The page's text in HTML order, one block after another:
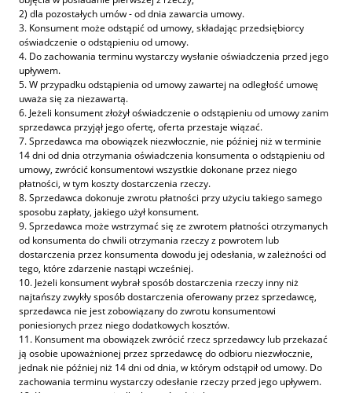
2) dla pozostałych umów - od dnia zawarcia umowy.
3. Konsument może odstąpić od umowy, składając przedsiębiorcy
oświadczenie o odstąpieniu od umowy.
4. Do zachowania terminu wystarczy wysłanie oświadczenia przed jego
upływem.
5. W przypadku odstąpienia od umowy zawartej na odległość umowę
uważa się za niezawartą.
6. Jeżeli konsument złożył oświadczenie o odstąpieniu od umowy zanim
sprzedawca przyjął jego ofertę, oferta przestaje wiązać.
7. Sprzedawca ma obowiązek niezwłocznie, nie później niż w terminie
14 dni od dnia otrzymania oświadczenia konsumenta o odstąpieniu od
umowy, zwrócić konsumentowi wszystkie dokonane przez niego
płatności, w tym koszty dostarczenia rzeczy.
8. Sprzedawca dokonuje zwrotu płatności przy użyciu takiego samego
sposobu zapłaty, jakiego użył konsument.
9. Sprzedawca może wstrzymać się ze zwrotem płatności otrzymanych
od konsumenta do chwili otrzymania rzeczy z powrotem lub
dostarczenia przez konsumenta dowodu jej odesłania, w zależności od
tego, które zdarzenie nastąpi wcześniej.
10. Jeżeli konsument wybrał sposób dostarczenia rzeczy inny niż
najtańszy zwykły sposób dostarczenia oferowany przez sprzedawcę,
sprzedawca nie jest zobowiązany do zwrotu konsumentowi
poniesionych przez niego dodatkowych kosztów.
11. Konsument ma obowiązek zwrócić rzecz sprzedawcy lub przekazać
ją osobie upoważnionej przez sprzedawcę do odbioru niezwłocznie,
jednak nie później niż 14 dni od dnia, w którym odstąpił od umowy. Do
zachowania terminu wystarczy odesłanie rzeczy przed jego upływem.